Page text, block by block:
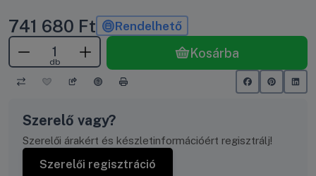
741 680 Ft Rendelhető
db
Kosárba
Szerelő vagy?
Szerelői árakért és készletinformációért regisztrálj!
Szerelői regisztráció